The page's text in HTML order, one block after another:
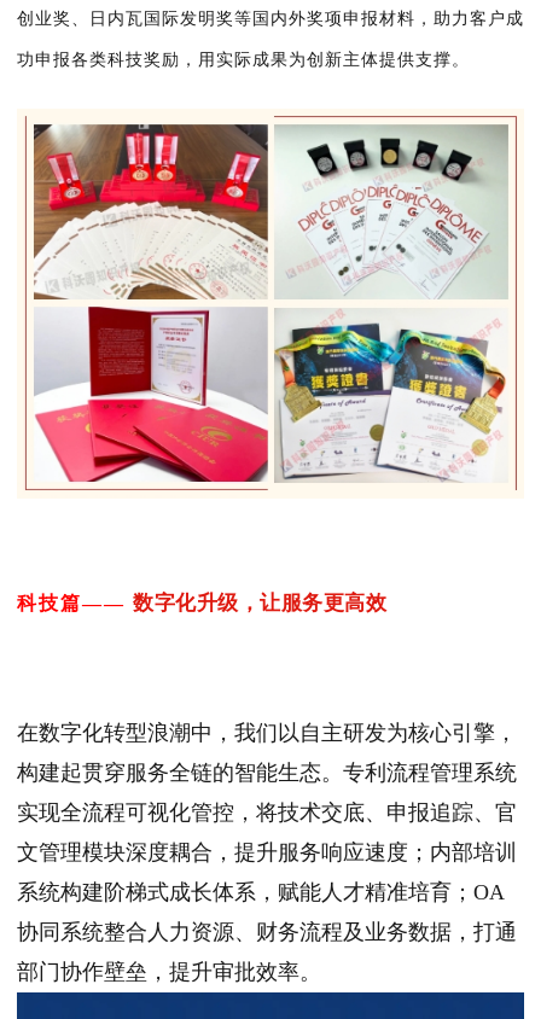
创业奖、日内瓦国际发明奖等国内外奖项申报材料，助力客户成
功申报各类科技奖励，用实际成果为创新主体提供支撑。
科技篇—— 数字化升级，让服务更高效
在数字化转型浪潮中，我们以自主研发为核心引擎，
构建起贯穿服务全链的智能生态。专利流程管理系统
实现全流程可视化管控，将技术交底、申报追踪、官
文管理模块深度耦合，提升服务响应速度；内部培训
系统构建阶梯式成长体系，赋能人才精准培育；OA
协同系统整合人力资源、财务流程及业务数据，打通
部门协作壁垒，提升审批效率。